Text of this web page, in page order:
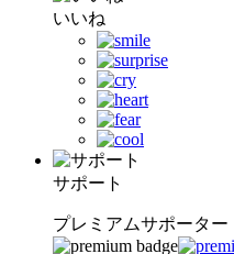
いいね
サポート
プレミアムサポーター